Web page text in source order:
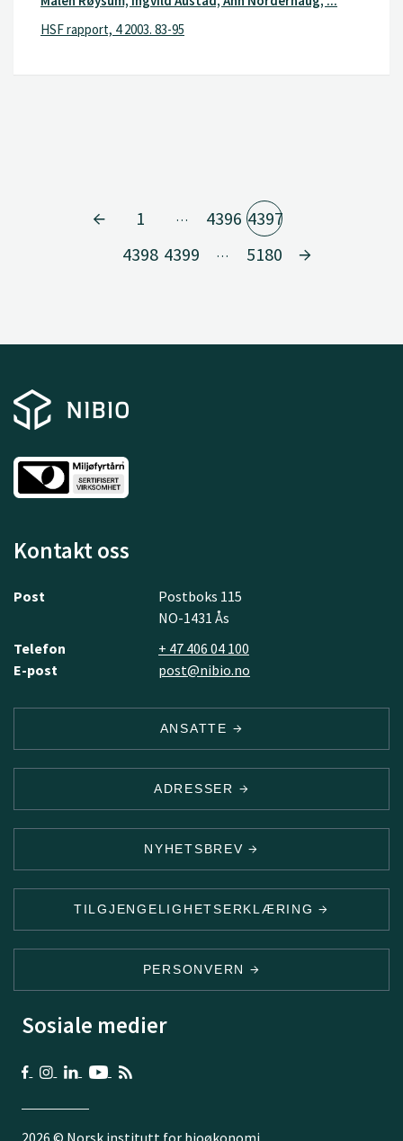
HSF rapport, 4 2003. 83-95
1 … 4396 4397
4398 4399 … 5180
Kontakt oss
Post
Postboks 115
NO-1431 Ås
Telefon
+ 47 406 04 100
E-post
post@nibio.no
ANSATTE
ADRESSER
NYHETSBREV
TILGJENGELIGHETSERKLÆRING
PERSONVERN
Sosiale medier